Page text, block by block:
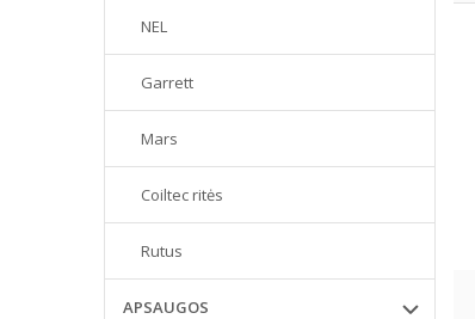
NEL
Garrett
Mars
Coiltec ritės
Rutus
APSAUGOS